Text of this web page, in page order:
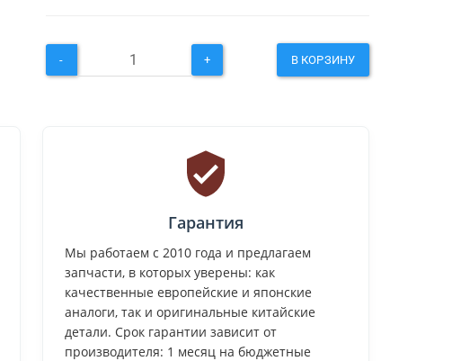
- + В КОРЗИНУ
Гарантия
Мы работаем с 2010 года и предлагаем
запчасти, в которых уверены: как
качественные европейские и японские
аналоги, так и оригинальные китайские
детали. Срок гарантии зависит от
производителя: 1 месяц на бюджетные